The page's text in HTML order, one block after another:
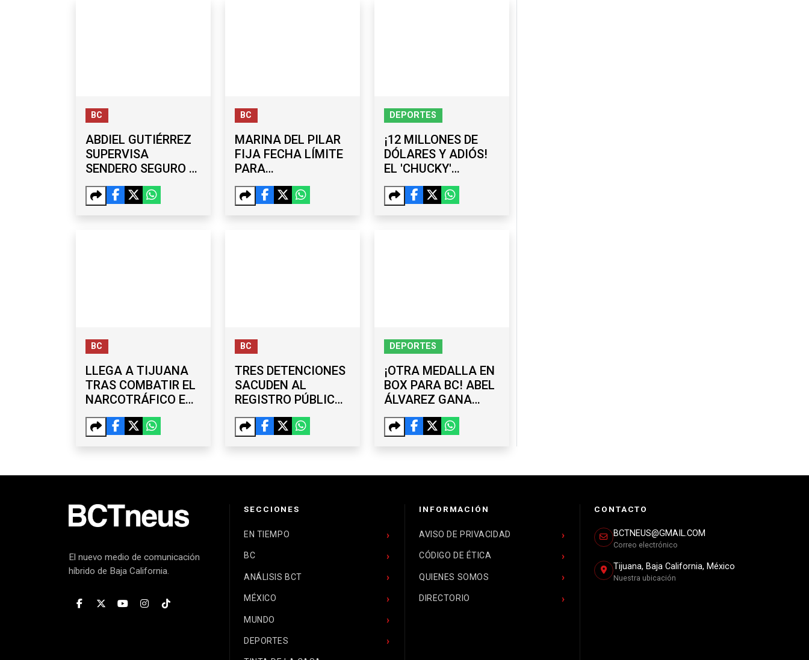
BC
ABDIEL GUTIÉRREZ
SUPERVISA
SENDERO SEGURO Y
NUEVA TECHUMBRE
EN SECUNDARIA DE
BC
MARINA DEL PILAR
FIJA FECHA LÍMITE
PARA
FUNCIONARIOS QUE
BUSQUEN COMPETIR
DEPORTES
¡12 MILLONES DE
DÓLARES Y ADIÓS!
EL 'CHUCKY'
LOZANO DEJA SAN
DIEGO Y "HUYE" AL
BC
LLEGA A TIJUANA
TRAS COMBATIR EL
NARCOTRÁFICO EN
COLOMBIA; LANCE
HEGERLE ASUME
BC
TRES DETENCIONES
SACUDEN AL
REGISTRO PÚBLICO
DE TJUANA Y AL
“CARTEL
EXDELEGADO, ENTRE
DEPORTES
¡OTRA MEDALLA EN
BOX PARA BC! ABEL
ÁLVAREZ GANA
BRONCE EN SANTO
DOMINGO 2026
El nuevo medio de comunicación
híbrido de Baja California.
SECCIONES
EN TIEMPO
BC
ANÁLISIS BCT
MÉXICO
MUNDO
DEPORTES
INFORMACIÓN
AVISO DE PRIVACIDAD
CÓDIGO DE ÉTICA
QUIENES SOMOS
DIRECTORIO
CONTACTO
BCTNEUS@GMAIL.COM
Correo electrónico
Tijuana, Baja California, México
Nuestra ubicación